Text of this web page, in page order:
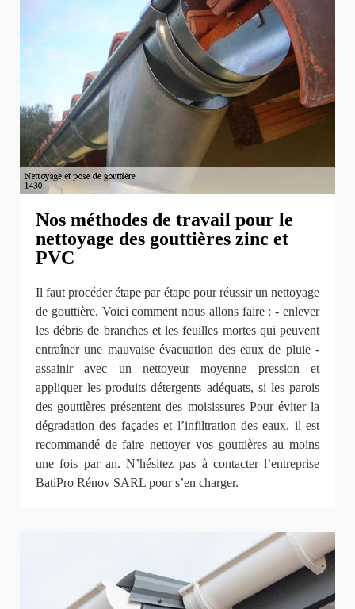
Nos méthodes de travail pour le
nettoyage des gouttières zinc et
PVC
Il faut procéder étape par étape pour réussir un nettoyage
de gouttière. Voici comment nous allons faire : - enlever
les débris de branches et les feuilles mortes qui peuvent
entraîner une mauvaise évacuation des eaux de pluie -
assainir avec un nettoyeur moyenne pression et
appliquer les produits détergents adéquats, si les parois
des gouttières présentent des moisissures Pour éviter la
dégradation des façades et l’infiltration des eaux, il est
recommandé de faire nettoyer vos gouttières au moins
une fois par an. N’hésitez pas à contacter l’entreprise
BatiPro Rénov SARL pour s’en charger.